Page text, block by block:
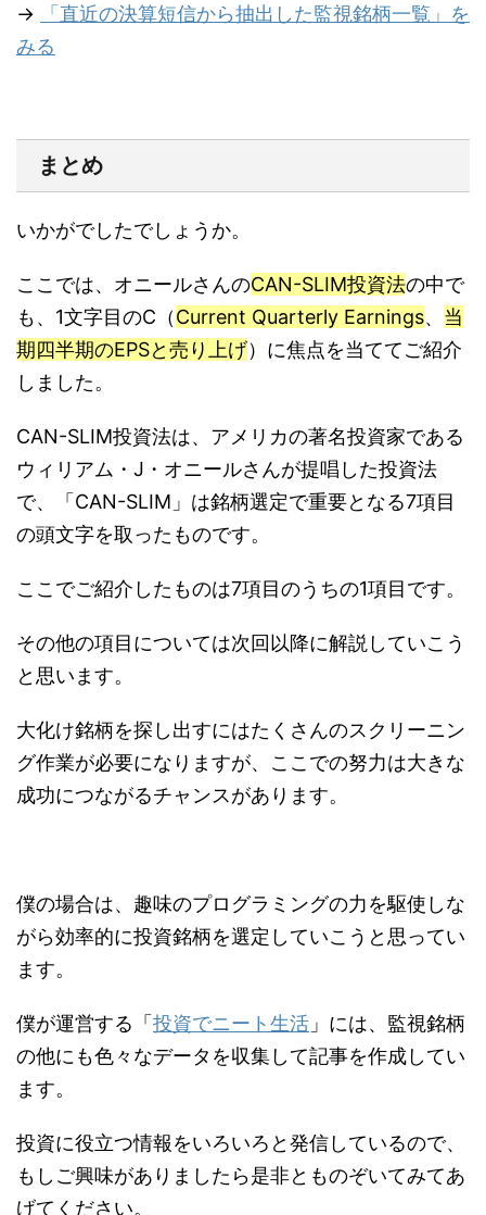
→
「直近の決算短信から抽出した監視銘柄一覧」を
みる
まとめ
いかがでしたでしょうか。
ここでは、オニールさんのCAN-SLIM投資法の中で
も、1文字目のC（Current Quarterly Earnings、 当
期四半期のEPSと売り上げ）に焦点を当ててご紹介
しました。
CAN-SLIM投資法は、アメリカの著名投資家である
ウィリアム・J・オニールさんが提唱した投資法
で、「CAN-SLIM」は銘柄選定で重要となる7項目
の頭文字を取ったものです。
ここでご紹介したものは7項目のうちの1項目です。
その他の項目については次回以降に解説していこう
と思います。
大化け銘柄を探し出すにはたくさんのスクリーニン
グ作業が必要になりますが、ここでの努力は大きな
成功につながるチャンスがあります。
僕の場合は、趣味のプログラミングの力を駆使しな
がら効率的に投資銘柄を選定していこうと思ってい
ます。
僕が運営する「投資でニート生活 」には、監視銘柄
の他にも色々なデータを収集して記事を作成してい
ます。
投資に役立つ情報をいろいろと発信しているので、
もしご興味がありましたら是非とものぞいてみてあ
げてください。